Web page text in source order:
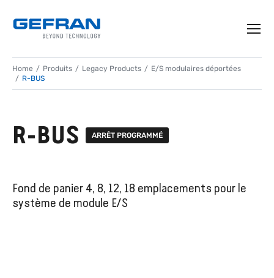
Home Produits Legacy Products
E/S modulaires déportées
R-BUS
R-BUS ARRÊT PROGRAMMÉ
Fond de panier 4, 8, 12, 18 emplacements pour le
système de module E/S